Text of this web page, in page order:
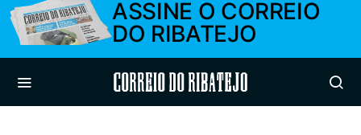
ASSINE O CORREIO
DO RIBATEJO
Correio do Ribatejo